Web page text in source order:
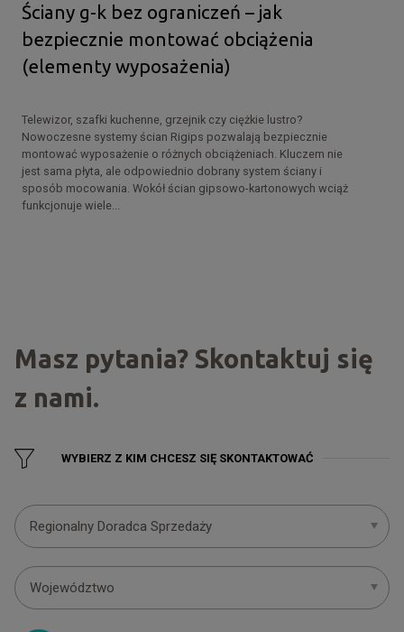
Ściany g-k bez ograniczeń – jak
bezpiecznie montować obciążenia
(elementy wyposażenia)
Telewizor, szafki kuchenne, grzejnik czy ciężkie lustro?
Nowoczesne systemy ścian Rigips pozwalają bezpiecznie
montować wyposażenie o różnych obciążeniach. Kluczem nie
jest sama płyta, ale odpowiednio dobrany system ściany i
sposób mocowania. Wokół ścian gipsowo-kartonowych wciąż
funkcjonuje wiele...
Masz pytania? Skontaktuj się
z nami.
WYBIERZ Z KIM CHCESZ SIĘ SKONTAKTOWAĆ
Regionalny Doradca Sprzedaży
Województwo